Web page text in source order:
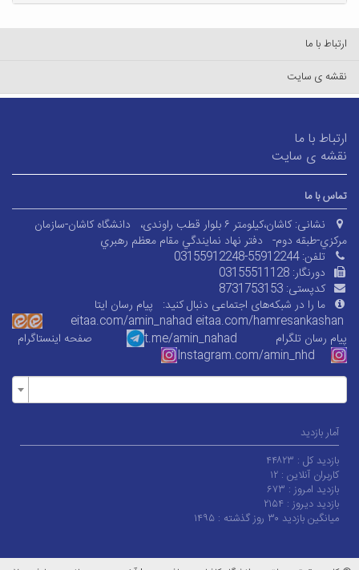
ارتباط با ما
نقشه ی سایت
ارتباط با ما
نقشه ی سایت
تماس با ما
نشانی: کاشان،کیلومتر ۶ بلوار قطب راوندی،
دانشگاه کاشان-سازمان
مرکزي-طبقه دوم- دفتر نهاد نمايندگي مقام معظم رهبري
تلفن:03155912248-55912244
دورنگار: 03155511128
کدپستی: 8731753153
ما را در شبکه‌های اجتماعی دنبال کنید: پیام رسان ایتا
eitaa.com/amin_nahad eitaa.com/hamresankashan
پیام رسان تلگرام
t.me/amin_nahad
صفحه اینستاگرام
Instagram.com/amin_nhd
آمار بازدید
بازدید کل : ۴۴۸۲۳
کاربران آنلاین : ۱۲
بازدید امروز : ۶۷۳
بازدید دیروز : ۲۱۵۴
میانگین بازدید ۳۰ روز گذشته :
۱۴۹۵